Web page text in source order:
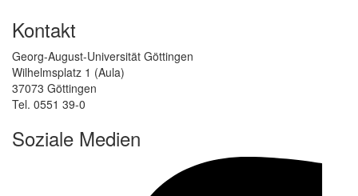
Kontakt
Georg-August-Universität Göttingen
Wilhelmsplatz 1 (Aula)
37073 Göttingen
Tel. 0551 39-0
Soziale Medien